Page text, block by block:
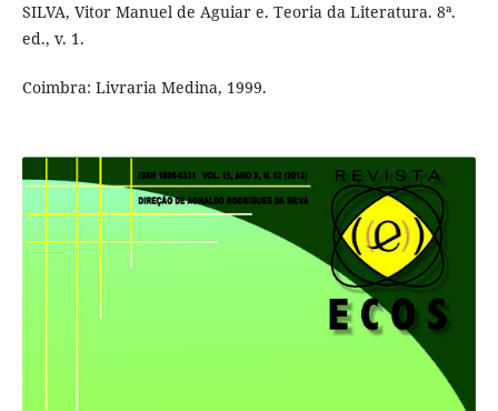
SILVA, Vitor Manuel de Aguiar e. Teoria da Literatura. 8ª.
ed., v. 1.
Coimbra: Livraria Medina, 1999.